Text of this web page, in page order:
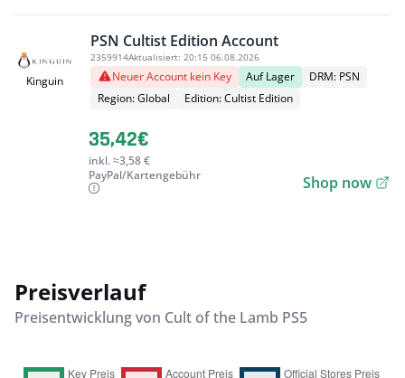
Kinguin
PSN Cultist Edition Account
2359914Aktualisiert: 20:15 06.08.2026
Neuer Account kein Key Auf Lager
DRM: PSN
Region: Global
Edition: Cultist Edition
35,42€
inkl. ≈3,58 €
PayPal/Kartengebühr
Shop now
Preisverlauf
Preisentwicklung von Cult of the Lamb PS5